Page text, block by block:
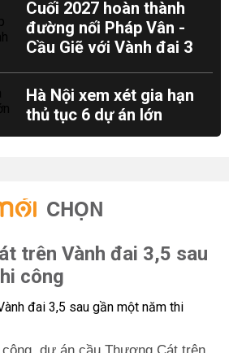
Cuối 2027 hoàn thành
đường nối Pháp Vân -
Cầu Giẽ với Vành đai 3
Hà Nội xem xét gia hạn
thủ tục 6 dự án lớn
CHỌN
trên Vành đai 3,5 sau
công